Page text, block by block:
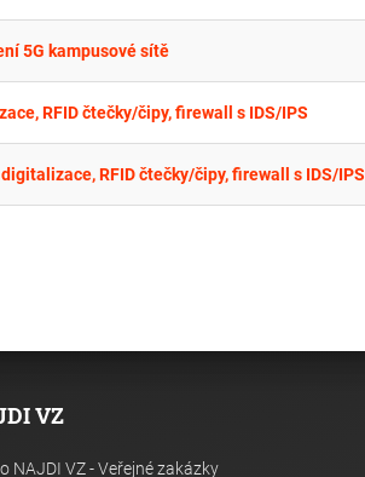
5G kampusové sítě
RFID čtečky/čipy, firewall s IDS/IPS
RFID čtečky/čipy, firewall s IDS/IPS
VZ
NAJDI VZ - Veřejné zakázky